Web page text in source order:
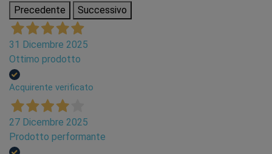
pressioni elevate grazie alle sue proprietà
meccaniche.
Gli strati diversi sono uniti con collanti speciali che
garantiscono una struttura omogenea con elevate
temperatura e pressione.
Protezione
Le tubazioni riscaldamento
Precedente Successivo
31 Dicembre 2025
Ottimo prodotto
Acquirente verificato
27 Dicembre 2025
Prodotto performante